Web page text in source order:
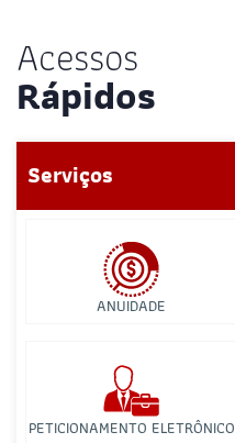
Acessos
Rápidos
Serviços
ANUIDADE
PETICIONAMENTO ELETRÔNICO